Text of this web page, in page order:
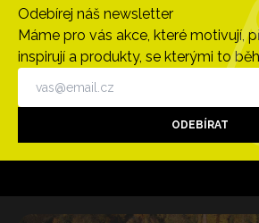
Odebírej náš newsletter
Máme pro vás akce, které motivují,
inspirují a produkty, se kterými to
ODEBÍRAT